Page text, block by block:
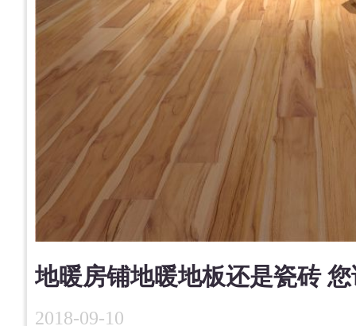
地暖房铺地暖地板还是瓷砖
2018-09-10